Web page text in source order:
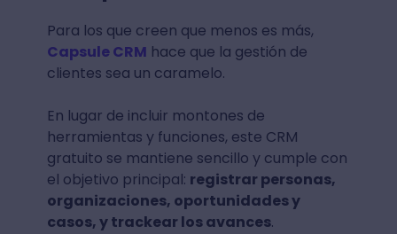
Para los que creen que menos es más,
Capsule CRM hace que la gestión de
clientes sea un caramelo.
En lugar de incluir montones de
herramientas y funciones, este CRM
gratuito se mantiene sencillo y cumple con
el objetivo principal: registrar personas,
organizaciones, oportunidades y
casos, y trackear los avances.